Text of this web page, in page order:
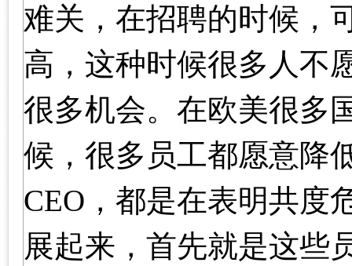
难关，在招聘的时候，
高，这种时候很多人不
很多机会。在欧美很多
候，很多员工都愿意降
CEO，都是在表明共度
展起来，首先就是这些